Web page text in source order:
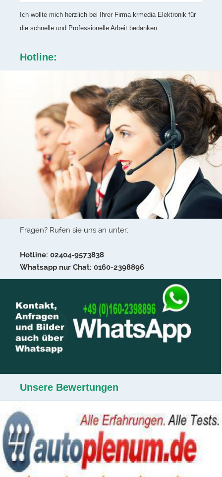
Ich wollte mich herzlich bei Ihrer Firma krmedia Elektronik für
die schnelle und Professionelle Arbeit bedanken.
Hotline:
Fragen? Rufen sie uns an unter:
Hotline: 02404-9573838
Whatsapp nur Chat: 0160-2398896
Unsere Bewertungen